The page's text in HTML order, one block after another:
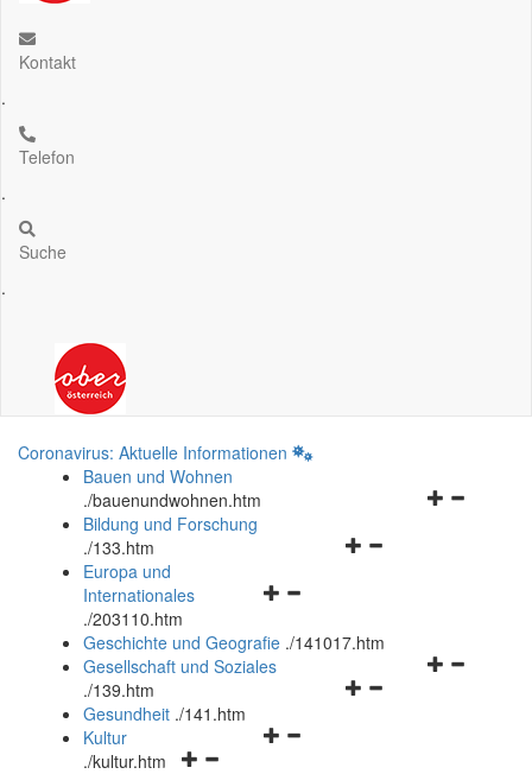
Kontakt
.
Telefon
.
Suche
.
Coronavirus: Aktuelle Informationen
Bauen und Wohnen
./bauenundwohnen.htm
Navigationsmenü
Bildung und Forschung
./133.htm
Navigationsmenü
und
schließen
Europa und
Internationales
./203110.htm
Geschichte und Geografie ./141017.htm
Navigationsmenü
Gesellschaft und Soziales
./139.htm
Navigationsmenü
Gesundheit ./141.htm
Navigationsmenü
Kultur
./kultur.htm